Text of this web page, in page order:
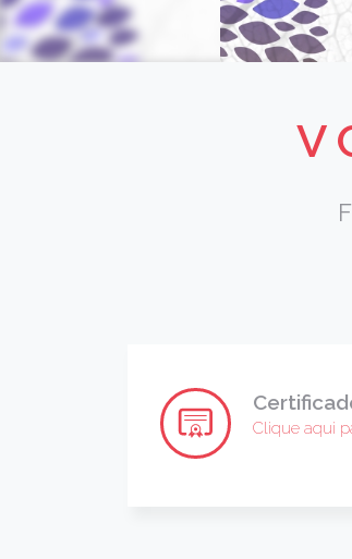
V
Clique aqui